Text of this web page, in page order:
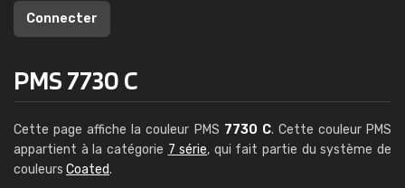
Connecter
PMS 7730 C
Cette page affiche la couleur PMS 7730 C. Cette couleur PMS
appartient à la catégorie 7 série, qui fait partie du système de
couleurs Coated.